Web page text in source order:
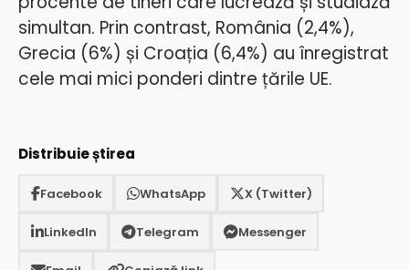
simultan. Prin contrast, România (2,4%),
Grecia (6%) și Croația (6,4%) au înregistrat
cele mai mici ponderi dintre țările UE.
Distribuie știrea
Facebook WhatsApp X (Twitter)
LinkedIn Telegram Messenger